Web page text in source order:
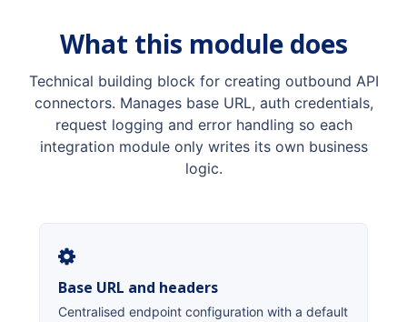
What this module does
Technical building block for creating outbound API
connectors. Manages base URL, auth credentials,
request logging and error handling so each
integration module only writes its own business
logic.
Base URL and headers
Centralised endpoint configuration with a default